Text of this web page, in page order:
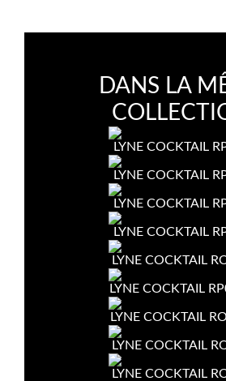
DANS LA
LYNE COCKTAIL
LYNE COCKTAIL
LYNE COCKTAIL
LYNE COCKTAIL
LYNE COCKTAIL
LYNE COCKTAIL
LYNE COCKTAIL
LYNE COCKTAIL
LYNE COCKTAIL